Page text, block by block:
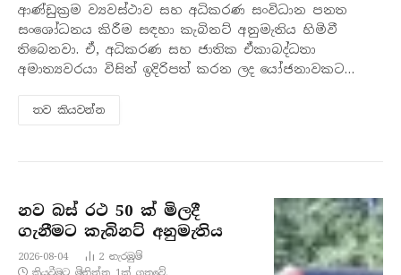
ආණ්ඩුක්‍රම ව්‍යවස්ථාව සහ අධිකරණ සංවිධාන පනත
සංශෝධනය කිරීම සඳහා කැබිනට් අනුමැතිය හිමිවී
තිබෙනවා. ඒ, අධිකරණ සහ ජාතික ඒකාබද්ධතා
අමාත්‍යවරයා විසින් ඉදිරිපත් කරන ලද යෝජනාවකට…
තව කියවන්​න
නව බස් රථ 50 ක් මිලදී
ගැනීමට කැබිනට් අනුමැතිය
2026-08-04 2 නැරඹු​ම්
කියවීමට මිනිත්තු 1ක් ගතවේ.